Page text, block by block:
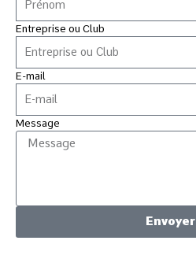
Entreprise ou Club
E-mail
Message
Envoyer